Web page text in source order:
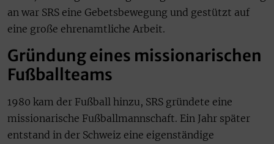
an war SRS eine Gebetsbewegung und gestützt auf
eine große ehrenamtliche Arbeit.
Gründung eines missionarischen
Fußballteams
1980 kam der Fußball hinzu, SRS gründete eine
missionarische Fußballmannschaft. Ein Jahr später
entstand in der Schweiz eine eigenständige